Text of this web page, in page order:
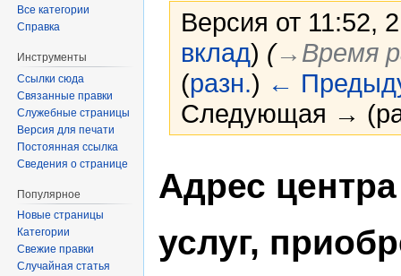
Версия от 11:52,
вклад) (→‎Время
(разн.) ←
Следующая →
навигации
поиску
Адрес
услуг,
Все категории
Справка
Инструменты
Ссылки сюда
Связанные правки
Служебные страницы
Версия для печати
Постоянная ссылка
Сведения о странице
Популярное
Новые страницы
Категории
Свежие правки
Случайная статья